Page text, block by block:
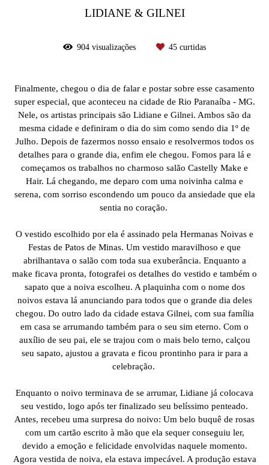
LIDIANE & GILNEI
904 visualizações 45 curtidas
Finalmente, chegou o dia de falar e postar sobre esse casamento
super especial, que aconteceu na cidade de Rio Paranaíba - MG.
Nele, os artistas principais são Lidiane e Gilnei. Ambos são da
mesma cidade e definiram o dia do sim como sendo dia 1º de
Julho. Depois de fazermos nosso ensaio e resolvermos todos os
detalhes para o grande dia, enfim ele chegou. Fomos para lá e
começamos os trabalhos no charmoso salão Castelly Make e
Hair. Lá chegando, me deparo com uma noivinha calma e
serena, com sorriso escondendo um pouco da ansiedade que ela
sentia no coração.
O vestido escolhido por ela é assinado pela Hermanas Noivas e
Festas de Patos de Minas. Um vestido maravilhoso e que
abrilhantava o salão com toda sua exuberância. Enquanto a
make ficava pronta, fotografei os detalhes do vestido e também o
sapato que a noiva escolheu. A plaquinha com o nome dos
noivos estava lá anunciando para todos que o grande dia deles
chegou. Do outro lado da cidade estava Gilnei, com sua família
em casa se arrumando também para o seu sim eterno. Com o
auxílio de seu pai, ele se trajou com o mais belo terno, calçou
seu sapato, ajustou a gravata e ficou prontinho para ir para a
celebração.
Enquanto o noivo terminava de se arrumar, Lidiane já colocava
seu vestido, logo após ter finalizado seu belíssimo penteado.
Antes, recebeu uma surpresa do noivo: Um belo buquê de rosas
com um cartão escrito à mão que ela sequer conseguiu ler,
devido a emoção e felicidade envolvidas naquele momento.
Agora vestida de noiva, ela estava impecável. A produção estava